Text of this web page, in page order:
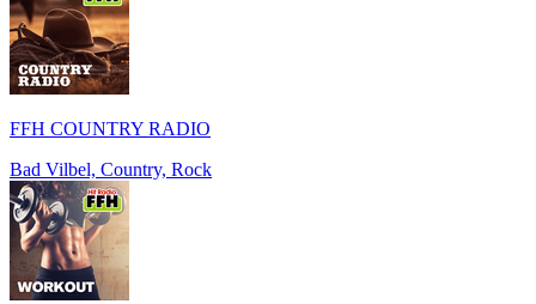
FFH COUNTRY RADIO
Bad Vilbel, Country, Rock